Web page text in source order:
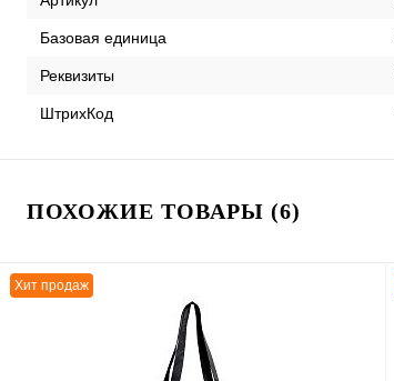
Базовая единица
Реквизиты
ШтрихКод
ПОХОЖИЕ ТОВАРЫ (6)
Хит продаж